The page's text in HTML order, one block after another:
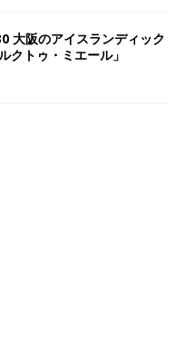
大阪のアイスランディック
クトゥ・ミエール」